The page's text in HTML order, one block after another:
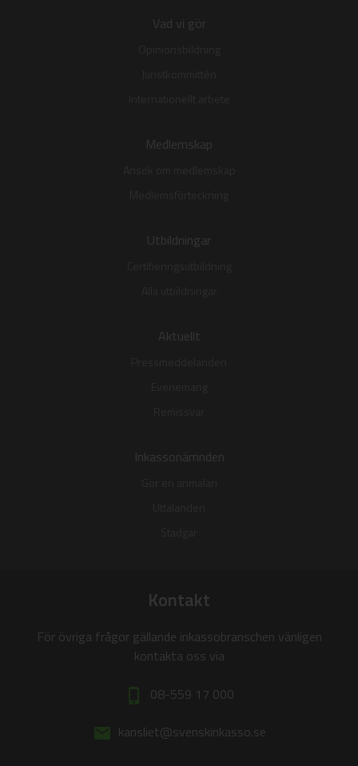
Vad vi gör
Medlemskap
Utbildningar
Aktuellt
Inkassonämnden
Kontakt
För övriga frågor gällande inkassobranschen vänligen
kontakta oss via
phone_iphone 08-559 17 000
email kansliet@svenskinkasso.se